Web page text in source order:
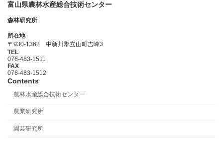
富山県農林水産総合技術センター
森林研究所
所在地
〒930-1362 中新川郡立山町吉峰3
TEL
076-483-1511
FAX
076-483-1512
Contents
農林水産総合技術センター
農業研究所
園芸研究所